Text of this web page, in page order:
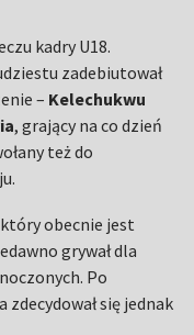
kadry U18.
zadebiutował
– Kelechukwu
, grający na co dzień
też do
obecnie jest
grywał dla
Po
się jednak